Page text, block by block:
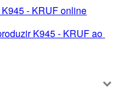
- KRUF online
K945 - KRUF ao